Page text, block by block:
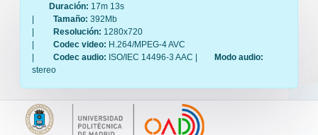
Duración: 17m 13s
|
Tamaño: 392Mb
|
Resolución: 1280x720
|
Codec video: H.264/MPEG-4 AVC
|
Codec audio: ISO/IEC 14496-3 AAC |
Modo audio:
stereo